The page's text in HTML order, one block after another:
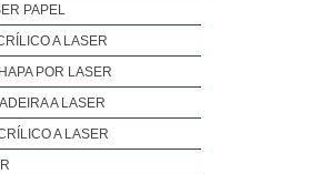
PAPEL
A LASER
POR LASER
A LASER
A LASER